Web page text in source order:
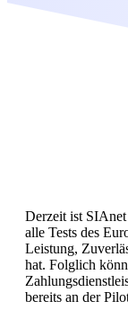
Derzeit ist
alle Tests des
Leistung,
hat. Folglich
bereits an der